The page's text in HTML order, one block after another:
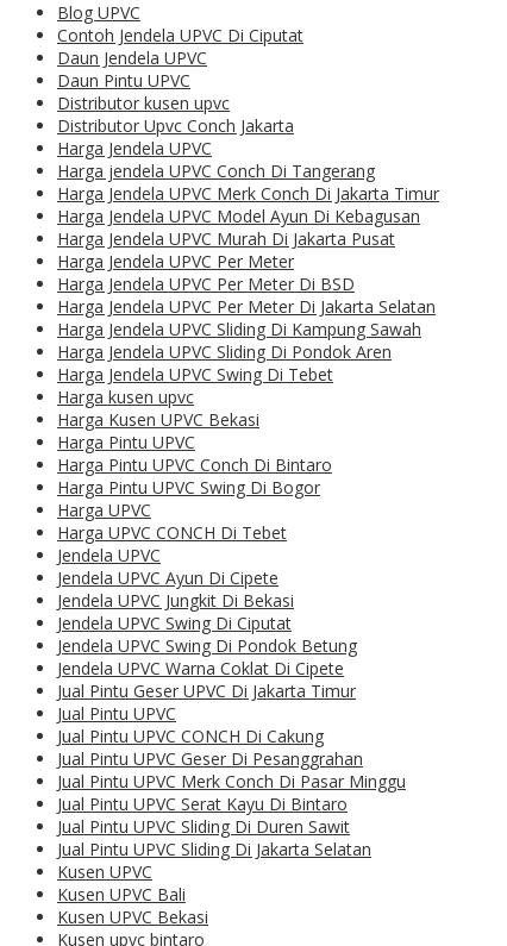
Blog UPVC
Contoh Jendela UPVC Di Ciputat
Daun Jendela UPVC
Daun Pintu UPVC
Distributor kusen upvc
Distributor Upvc Conch Jakarta
Harga Jendela UPVC
Harga jendela UPVC Conch Di Tangerang
Harga Jendela UPVC Merk Conch Di Jakarta Timur
Harga Jendela UPVC Model Ayun Di Kebagusan
Harga Jendela UPVC Murah Di Jakarta Pusat
Harga Jendela UPVC Per Meter
Harga Jendela UPVC Per Meter Di BSD
Harga Jendela UPVC Per Meter Di Jakarta Selatan
Harga Jendela UPVC Sliding Di Kampung Sawah
Harga Jendela UPVC Sliding Di Pondok Aren
Harga Jendela UPVC Swing Di Tebet
Harga kusen upvc
Harga Kusen UPVC Bekasi
Harga Pintu UPVC
Harga Pintu UPVC Conch Di Bintaro
Harga Pintu UPVC Swing Di Bogor
Harga UPVC
Harga UPVC CONCH Di Tebet
Jendela UPVC
Jendela UPVC Ayun Di Cipete
Jendela UPVC Jungkit Di Bekasi
Jendela UPVC Swing Di Ciputat
Jendela UPVC Swing Di Pondok Betung
Jendela UPVC Warna Coklat Di Cipete
Jual Pintu Geser UPVC Di Jakarta Timur
Jual Pintu UPVC
Jual Pintu UPVC CONCH Di Cakung
Jual Pintu UPVC Geser Di Pesanggrahan
Jual Pintu UPVC Merk Conch Di Pasar Minggu
Jual Pintu UPVC Serat Kayu Di Bintaro
Jual Pintu UPVC Sliding Di Duren Sawit
Jual Pintu UPVC Sliding Di Jakarta Selatan
Kusen UPVC
Kusen UPVC Bali
Kusen UPVC Bekasi
Kusen upvc bintaro